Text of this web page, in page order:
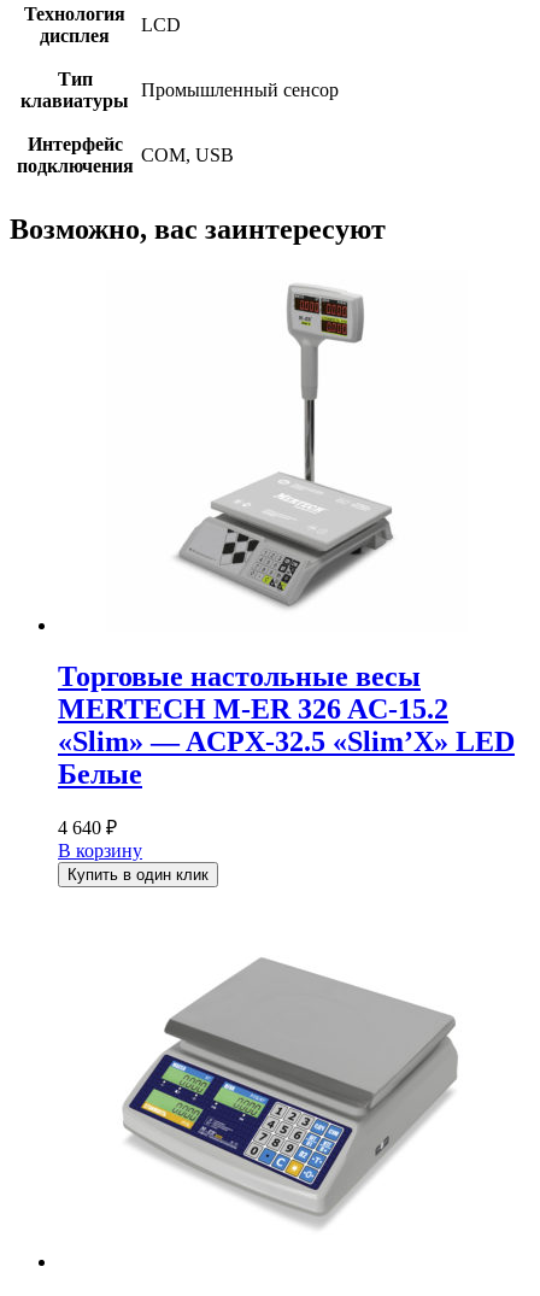
Технология
дисплея
LCD
Тип
клавиатуры
Промышленный сенсор
Интерфейс
подключения
COM, USB
Возможно, вас заинтересуют
Торговые настольные весы
MERTECH M-ER 326 AC-15.2
«Slim» — ACPX-32.5 «Slim’X» LED
Белые
4 640 ₽
В корзину
Купить в один клик